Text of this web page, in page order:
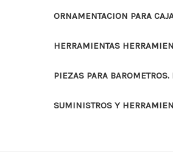
ORNAMENTACION PARA
HERRAMIENTAS
PIEZAS PARA
SUMINISTROS Y